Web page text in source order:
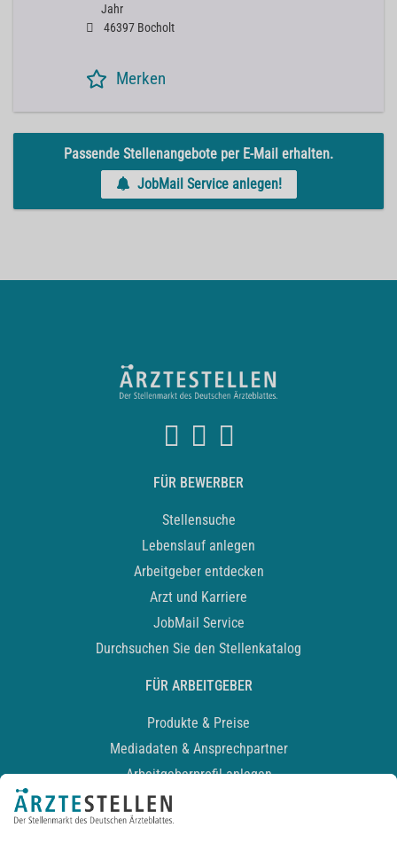
Jahr
46397 Bocholt
Merken
Passende Stellenangebote per E-Mail erhalten.
JobMail Service anlegen!
FÜR BEWERBER
Stellensuche
Lebenslauf anlegen
Arbeitgeber entdecken
Arzt und Karriere
JobMail Service
Durchsuchen Sie den Stellenkatalog
FÜR ARBEITGEBER
Produkte & Preise
Mediadaten & Ansprechpartner
Arbeitgeberprofil anlegen
Recruiting-Podcast